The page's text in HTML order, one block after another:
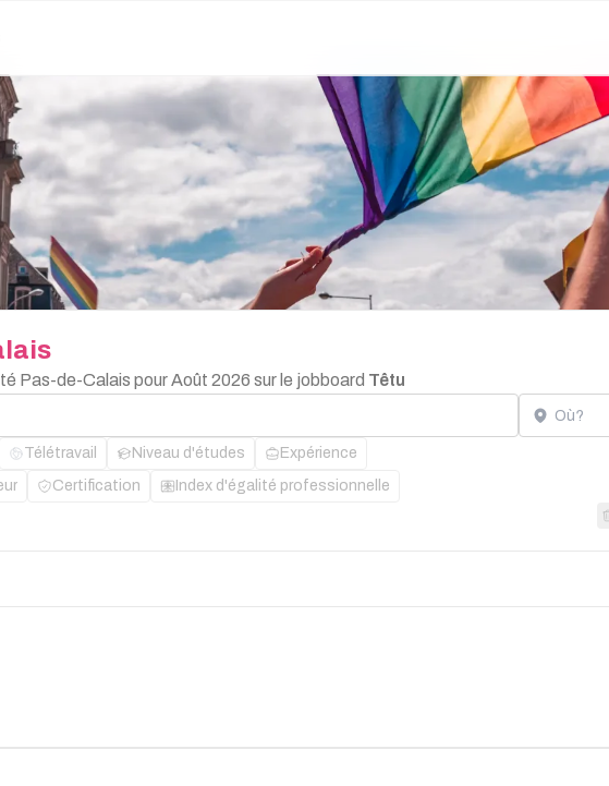
Pas-de-Calais pour Août 2026 sur le jobboard Têtu
Localisation
Télétravail Niveau d'études Expérience
Certification Index d'égalité professionnelle